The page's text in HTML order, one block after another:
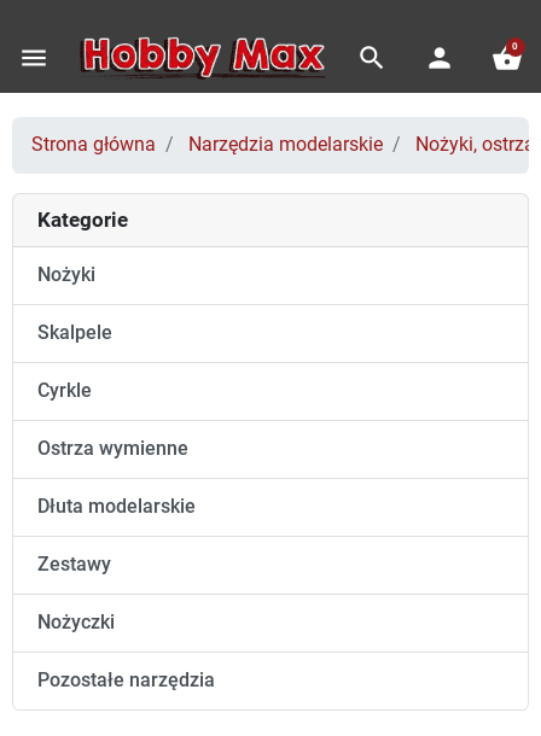
menu search person shopping_basket
0
Strona główna Narzędzia modelarskie Nożyki,
Kategorie
Nożyki
Skalpele
Cyrkle
Ostrza wymienne
Dłuta modelarskie
Zestawy
Nożyczki
Pozostałe narzędzia